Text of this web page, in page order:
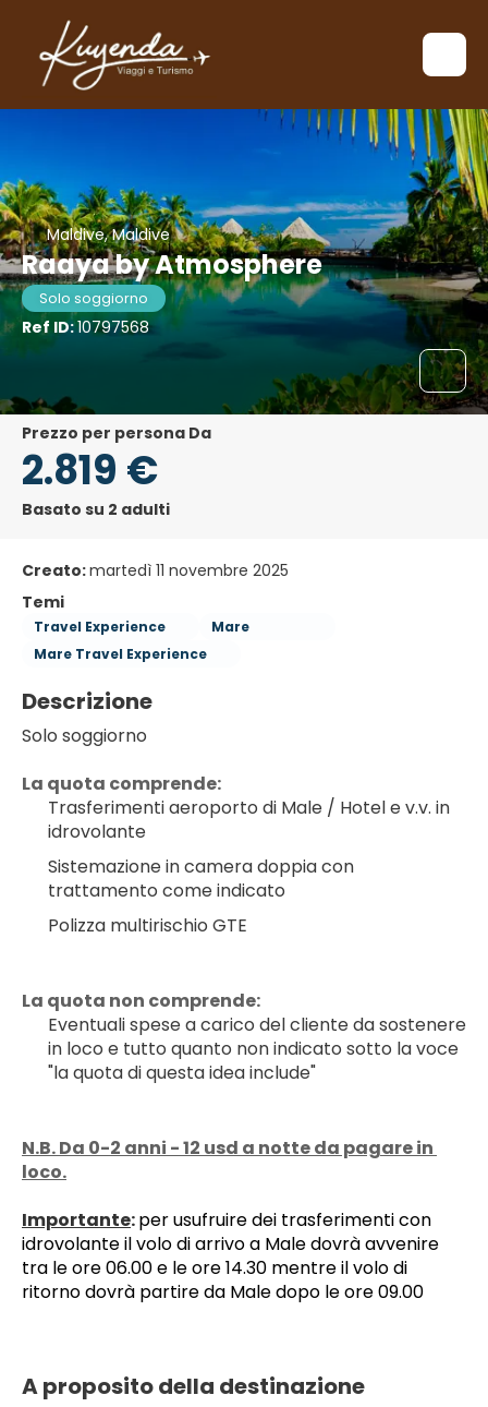
Maldive, Maldive
Raaya by Atmosphere
Solo soggiorno
Ref ID:10797568
Prezzo per persona Da
2.819 €
Basato su 2 adulti
Creato:martedì 11 novembre 2025
Temi
Travel Experience
Mare
Mare Travel Experience
Descrizione
Solo soggiorno
La quota comprende:
Trasferimenti aeroporto di Male / Hotel e v.v. in
idrovolante
Sistemazione in camera doppia con
trattamento come indicato
Polizza multirischio GTE
La quota non comprende:
Eventuali spese a carico del cliente da sostenere
in loco e tutto quanto non indicato sotto la voce
"la quota di questa idea include"
N.B. Da 0-2 anni - 12 usd a notte da pagare in
loco.
﻿Importante: per usufruire dei trasferimenti con
idrovolante il volo di arrivo a Male dovrà avvenire
tra le ore 06.00 e le ore 14.30 mentre il volo di
ritorno dovrà partire da Male dopo le ore 09.00
A proposito della destinazione